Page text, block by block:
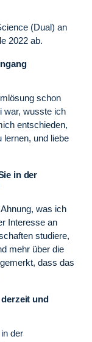
(Dual) an
2022 ab.
schon
war, wusste ich
entschieden,
und liebe
in der
was ich
Interesse an
studiere,
mehr über die
dass das
derzeit und
der